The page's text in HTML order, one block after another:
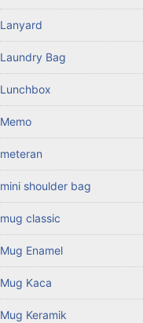
Lanyard
Laundry Bag
Lunchbox
Memo
meteran
mini shoulder bag
mug classic
Mug Enamel
Mug Kaca
Mug Keramik